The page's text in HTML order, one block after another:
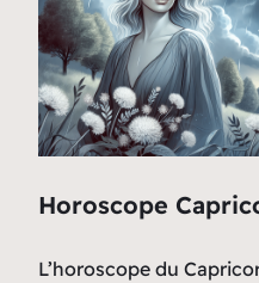
Horoscope
L’horoscope du